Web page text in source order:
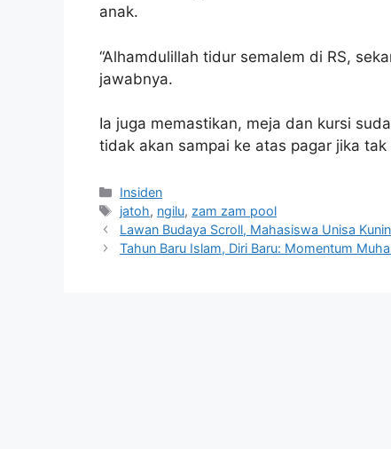
anak.
“Alhamdulillah tidur semalem di RS,
jawabnya.
Ia juga memastikan, meja dan kursi
tidak akan sampai ke atas pagar jika tak
Kategori
Insiden
Tag
jatoh, ngilu, zam zam pool
Lawan Budaya Scroll, Mahasiswa Unisa
Tahun Baru Islam, Diri Baru: Momentum